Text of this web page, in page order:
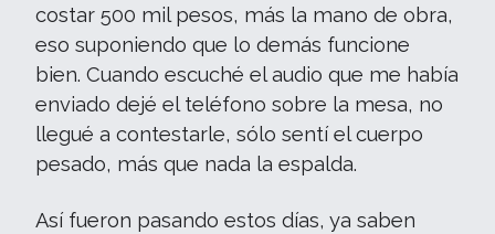
costar 500 mil pesos, más la mano de obra,
eso suponiendo que lo demás funcione
bien. Cuando escuché el audio que me había
enviado dejé el teléfono sobre la mesa, no
llegué a contestarle, sólo sentí el cuerpo
pesado, más que nada la espalda.
Así fueron pasando estos días, ya saben